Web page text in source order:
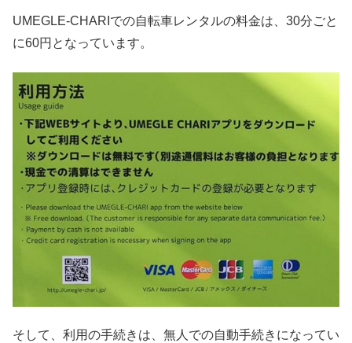
UMEGLE-CHARIでの自転車レンタルの料金は、30分ごと
に60円となっています。
そして、利用の手続きは、無人での自動手続きになってい